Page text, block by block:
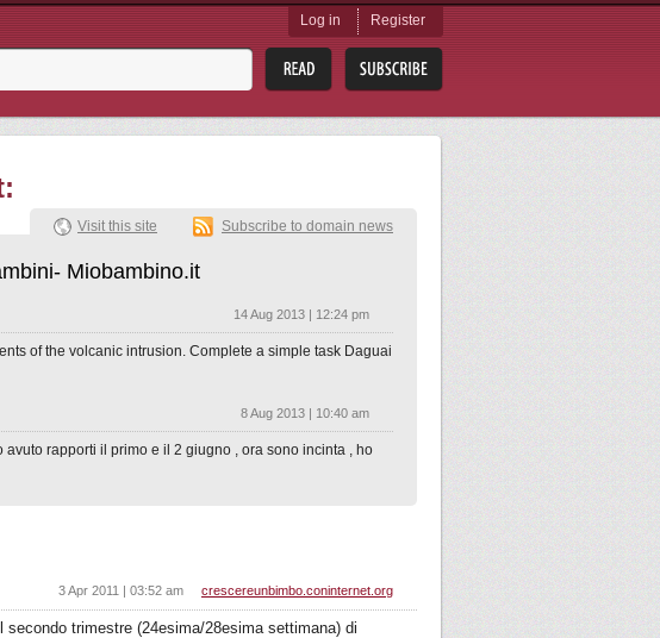
Log in Register
Miobambino.it
14 Aug 2013 | 12:24 pm
of the volcanic intrusion. Complete a simple task Daguai
8 Aug 2013 | 10:40 am
rapporti il primo e il 2 giugno , ora sono incinta , ho
Visit this site Subscribe to domain news
crescereunbimbo.coninternet.org
3 Apr 2011 | 03:52 am
trimestre (24esima/28esima settimana) di